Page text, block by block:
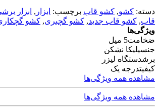
دسته: کشو, کشو قاب برچسب: ابزار , ابزار
قاب, کشو قاب جدید, کشو گچبری, کشو
ویژگی‌ها
ضخامت5 میل
جنسپلیکا نشکن
برشدستگاه لیزر
کیفیتدرجه یک
مشاهده همه ویژگی‌ها
مشاهده همه ویژگی‌ها